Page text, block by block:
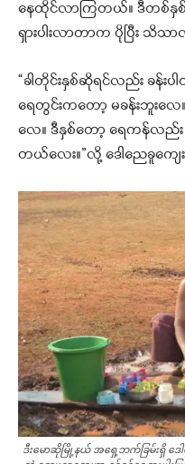
နေထိုင်လာကြတယ်။ ဒီတစ်နှ
ရှားပါးလာတာက ပိုပြီး သိသ
“ခါတိုင်းနှစ်ဆိုရင်လည်း ခန်း
ရေတွင်းကတော့ မခန်းဘူး
လေ။ ဒီနှစ်တော့ ရေကန်လည်
တယ်လေး။”လို့ ဒေါညေခူကျေ
ဒီးမောဆိုမြို့နယ် အရှေ့ဘက်ခြမ်းရှိ ဒေါ